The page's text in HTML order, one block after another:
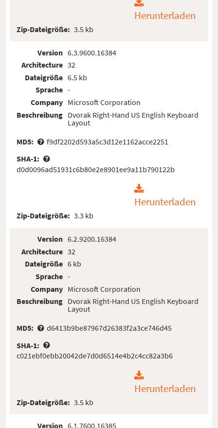
Herunterladen
Zip-Dateigröße: 3.5 kb
Version
Architecture
Dateigröße
Sprache
Company
Beschreibung
6.3.9600.16384
32
6.5 kb
-
Microsoft Corporation
Dvorak Right-Hand US English Keyboard
Layout
MD5:
f9df2202d593a5c3d12e1162acce2251
SHA-1:
d0d0096ad51931c6b80e2e8901ee9a11b790122b
Herunterladen
Zip-Dateigröße: 3.3 kb
Version
Architecture
Dateigröße
Sprache
Company
Beschreibung
6.2.9200.16384
32
6 kb
-
Microsoft Corporation
Dvorak Right-Hand US English Keyboard
Layout
MD5:
d6413b9be87967d26383f2a3ce746d45
SHA-1:
c021ebf0ebb20042de7d0d6514e4b2c4cc82a3b6
Herunterladen
Zip-Dateigröße: 3.5 kb
Version 6.1.7600.16385